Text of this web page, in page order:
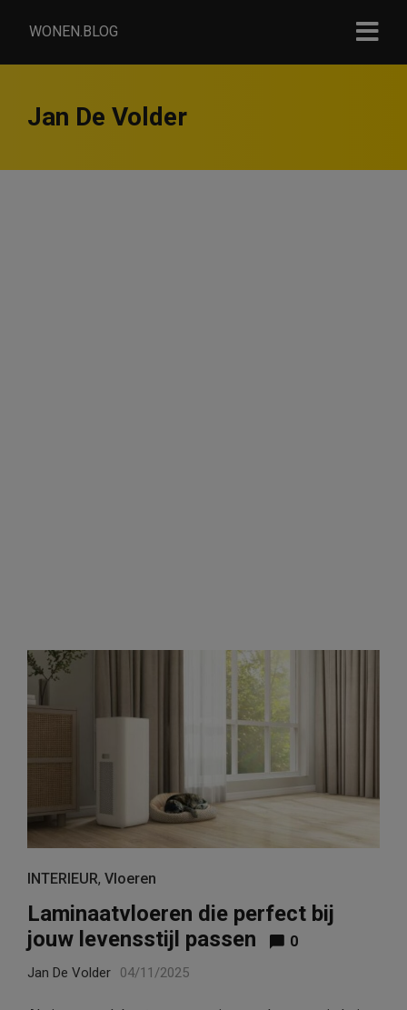
WONEN.BLOG
Jan De Volder
INTERIEUR, Vloeren
Laminaatvloeren die perfect bij
jouw levensstijl passen
0
Jan De Volder 04/11/2025